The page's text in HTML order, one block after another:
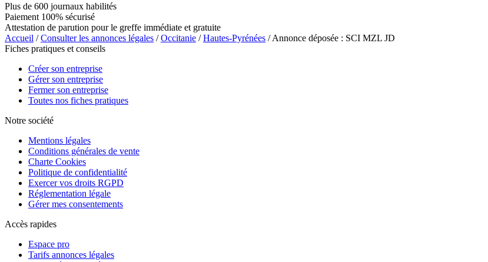
Plus de 600 journaux habilités
Paiement 100% sécurisé
Attestation de parution pour le greffe immédiate et gratuite
Accueil /Consulter les annonces légales /Occitanie /Hautes-Pyrénées / Annonce déposée : SCI MZL JD
Fiches pratiques et conseils
Créer son entreprise
Gérer son entreprise
Fermer son entreprise
Toutes nos fiches pratiques
Notre société
Mentions légales
Conditions générales de vente
Charte Cookies
Politique de confidentialité
Exercer vos droits RGPD
Réglementation légale
Gérer mes consentements
Accès rapides
Espace pro
Tarifs annonces légales